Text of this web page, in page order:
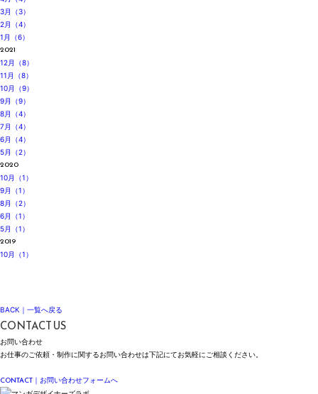
3月（3）
2月（4）
1月（6）
2021
12月（8）
11月（8）
10月（9）
9月（9）
8月（4）
7月（4）
6月（4）
5月（2）
2020
10月（1）
9月（1）
8月（2）
6月（1）
5月（1）
2019
10月（1）
BACK｜一覧へ戻る
CONTACT US
お問い合わせ
お仕事のご依頼・制作に関するお問い合わせは下記にてお気軽にご相談ください。
CONTACT ｜お問い合わせフォームへ